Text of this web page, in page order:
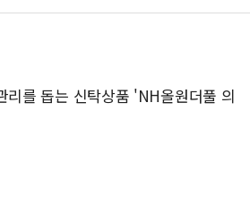
김정관 산업부 장관 "주 52시간
우크라 드론 전술, 중남미 콜롬비
구미 폐염산처리업체서 불 2시
를 돕는 신탁상품 'NH올원더풀 의